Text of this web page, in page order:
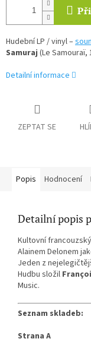
Hudební LP / vinyl –
Samuraj (Le Samouraï,
Detailní informace
ZEPTAT SE
Popis Hodnocení
Detailní popis
Kultovní
Alainem Delonem
Jeden z
Hudbu složil
Music.
Seznam skladeb:
Strana A